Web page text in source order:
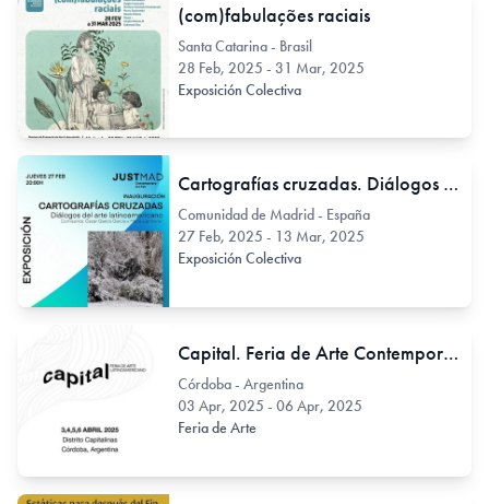
(com)fabulações raciais
Santa Catarina - Brasil
28 Feb, 2025 - 31 Mar, 2025
Exposición Colectiva
Cartografías cruzadas. Diálogos del arte latinoamericano
Comunidad de Madrid - España
27 Feb, 2025 - 13 Mar, 2025
Exposición Colectiva
Capital. Feria de Arte Contemporáneo Latinoamericano
Córdoba - Argentina
03 Apr, 2025 - 06 Apr, 2025
Feria de Arte